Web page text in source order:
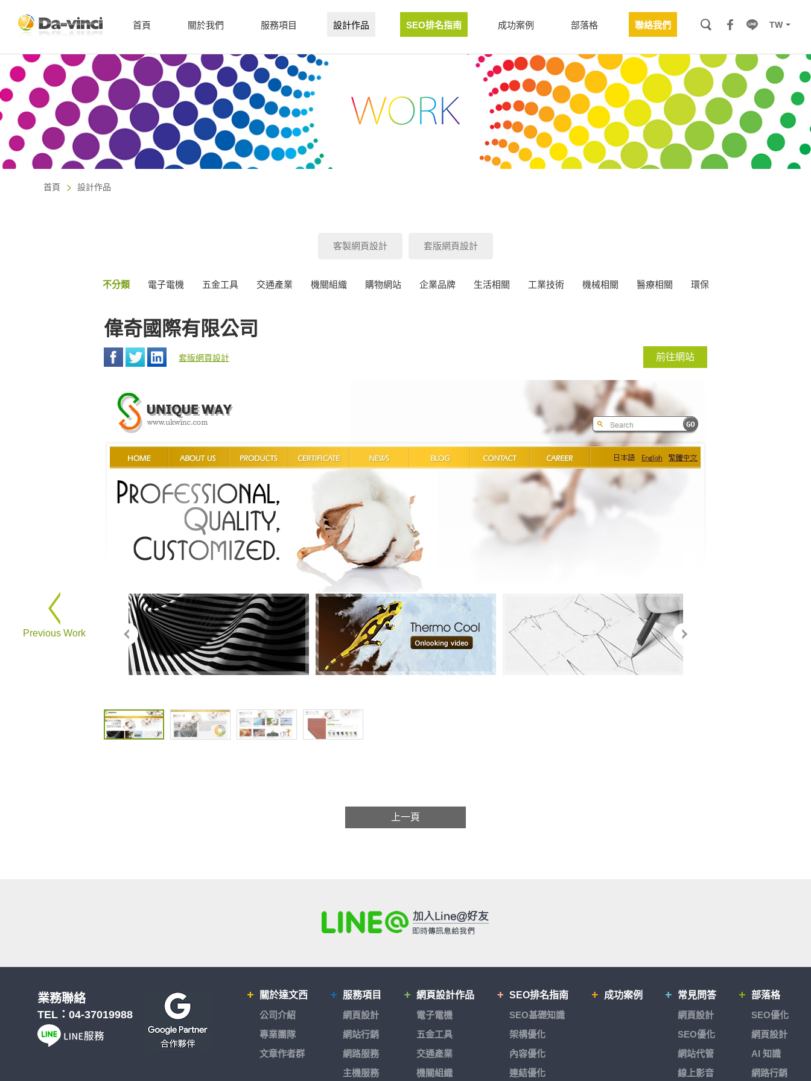
TW
首頁 關於我們 服務項目 設計作品 SEO排名指南 成功案例 部落格 聯絡我們
首頁 設計作品
客製網頁設計 套版網頁設計
不分類 電子電機 五金工具 交通產業 機關組織 購物網站 企業品牌 生活相關 工業技術 機械相關 醫療相關 環保
偉奇國際有限公司
套版網頁設計 前往網站
上一頁
Previous Work
關於達文西
公司介紹
專業團隊
文章作者群
服務項目
網頁設計
網站行銷
網路服務
主機服務
網頁設計作品
電子電機
五金工具
交通產業
機關組織
SEO排名指南
SEO基礎知識
架構優化
內容優化
連結優化
成功案例
常見問答
網頁設計
SEO優化
網站代管
線上影音
部落格
SEO優化
網頁設計
AI 知識
網路行銷
業務聯絡
TEL： 04-37019988